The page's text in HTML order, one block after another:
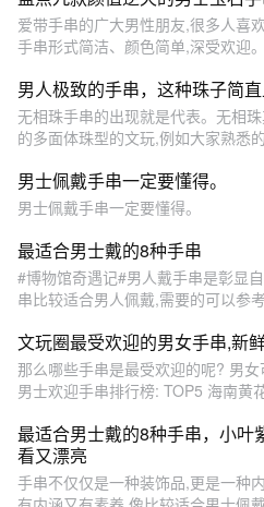
爱带手串的广大男性朋友,很多人喜
手串形式简洁、颜色简单,深受欢迎
男人极致的手串，这种珠子简
无相珠手串的出现就是代表。无相
的多面体珠型的文玩,例如大家熟悉
男士佩戴手串一定要懂得。
男士佩戴手串一定要懂得。
最适合男士戴的8种手串
#博物馆奇遇记#男人戴手串是彰显
串比较适合男人佩戴,需要的可以参
文玩圈最受欢迎的男女手串,新
那么哪些手串是最受欢迎的呢? 男
男士欢迎手串排行榜: TOP5 海南黄
最适合男士戴的8种手串，小叶
看又漂亮
手串不仅仅是一种装饰品,更是一种